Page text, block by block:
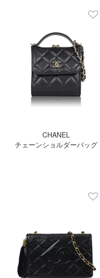
CHANEL
チェーンショルダーバッグ